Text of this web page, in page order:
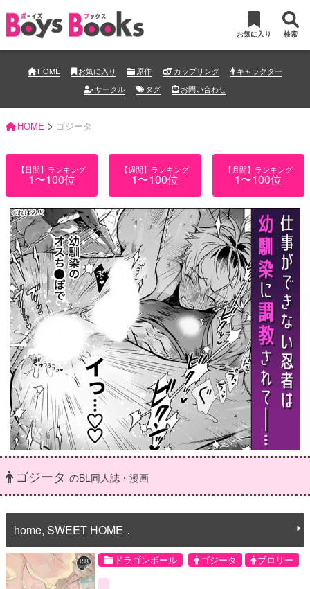
お気に入り 検索
HOME お気に入り 原作 カップリング
キャラクター
サークル
タグ お問い合わせ
HOME > ゴジータ
【日間】ランキング
1〜100位
【週間】ランキング
1〜100位
【月間】ランキング
1〜100位
ゴジータ のBL同人誌・漫画
home, SWEET HOME．
ドラゴンボール ゴジータ ブロリー